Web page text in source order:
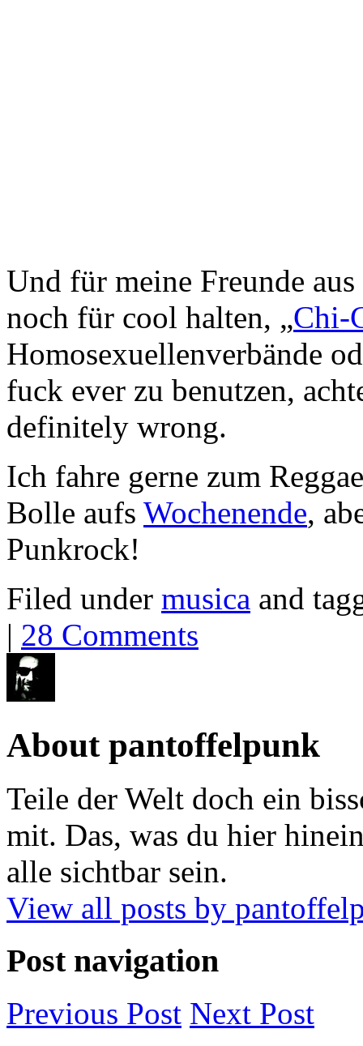
Und für meine Freunde
noch für cool halten, „Chi-
Homosexuellenverbände
fuck ever zu benutzen,
definitely wrong.
Ich fahre gerne zum
Bolle aufs Wochenende,
Punkrock!
Filed under musica and
| 28 Comments
About pantoffelpunk
Teile der Welt doch ein
mit. Das, was du hier
alle sichtbar sein.
View all posts by
Post navigation
Previous Post Next Post